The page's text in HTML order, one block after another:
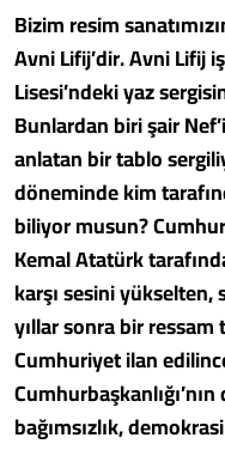
Bizim resim
Avni Lifij’dir. Avni Lifij
Lisesi’ndeki yaz
Bunlardan biri şair
anlatan bir tablo
döneminde kim
biliyor musun?
Kemal Atatürk
karşı sesini yükselten,
yıllar sonra bir
Cumhuriyet ilan
bağımsızlık,